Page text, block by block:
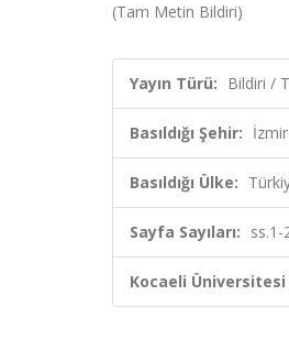
(Tam Metin Bildiri)
Yayın Türü: Bildiri /
Basıldığı Şehir: İzmir
Basıldığı Ülke:
Sayfa Sayıları: ss.1-
Kocaeli